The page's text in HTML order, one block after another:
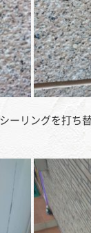
ーリングを打ち